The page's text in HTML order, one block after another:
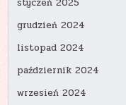
styczeń 2025
grudzień 2024
listopad 2024
październik 2024
wrzesień 2024